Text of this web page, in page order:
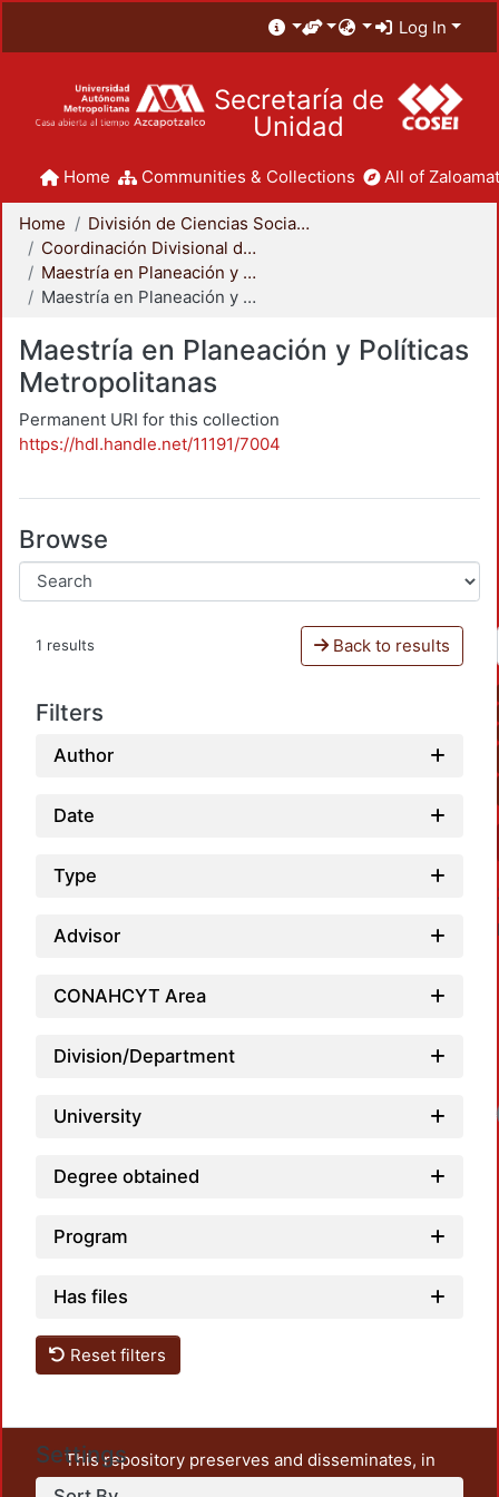
Log In
Secretaría de
Unidad
Home Communities & Collections All of
Home
División de Ciencias Sociales y Humanidades
Coordinación Divisional de Posgrado
Maestría en Planeación y Políticas Metropolitanas
Maestría en Planeación y Políticas Metropolitanas
Maestría en Planeación y Políticas
Metropolitanas
Permanent URI for this collection
https://hdl.handle.net/11191/7004
Browse
1 results Back to results
Filters
Author
Date
Type
Advisor
CONAHCYT Area
Division/Department
University
Degree obtained
Program
Has files
Reset filters
Settings
This repository preserves and disseminates, in
unrestricted open access, the teaching and research